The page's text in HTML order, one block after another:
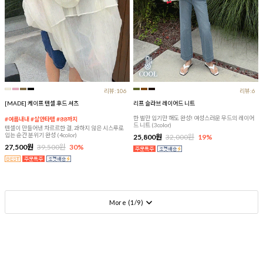
리뷰:106
[MADE] 케이프 텐셀 후드 셔츠
#여름내내 #살안타템 #88까지
텐셀이 만들어낸 차르르한 결, 과하지 않은 시스루로
입는 순간 분위기 완성 (4color)
27,500원 39,500원 30%
리뷰:6
리프 슬라브 레이어드 니트
한 벌만 입기만 해도 완성! 여성스러운 무드의 레이어
드 니트 (3color)
25,800원 32,000원 19%
More (1 /9)